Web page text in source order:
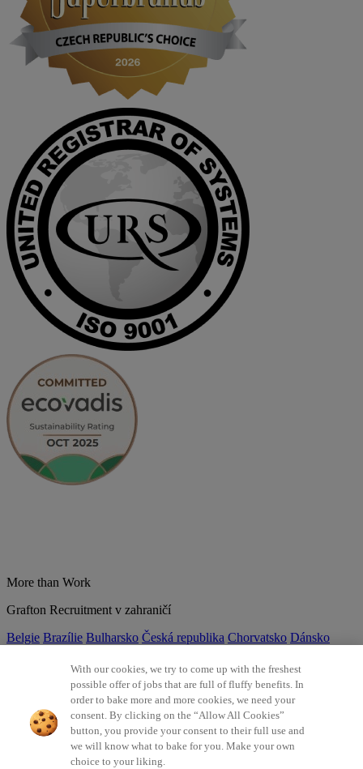
More than Work
Grafton Recruitment v zahraničí
Belgie Brazílie Bulharsko Česká republika Chorvatsko Dánsko
Německo Nizozemsko Norsko Polsko Portugalsko
Slovensko Španělsko Srbsko Švýcarsko Turecko
©2026 Všechna práva vyhrazena Grafton Recruitment
Ochrana osobních údajů Zásady používání cookies Všeobecné
Digitální přístupnost
With our cookies, we try to come up with the freshest
possible offer of jobs that are full of fluffy benefits. In
order to bake more and more cookies, we need your
consent. By clicking on the “Allow All Cookies”
button, you provide your consent to their full use and
we will know what to bake for you. Make your own
choice to your liking.